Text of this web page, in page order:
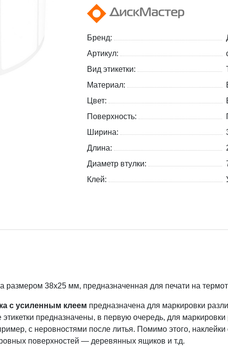
Бренд:
Артикул:
Вид этикетки:
Материал:
Цвет:
Поверхность:
Ширина:
Длина:
Диаметр втулки:
Клей:
размером 38х25 мм, предназначенная для печати на
с усиленным клеем предназначена для маркировки
предназначены, в первую очередь, для маркировки
с неровностями после литья. Помимо этого,
поверхностей — деревянных ящиков и т.д.